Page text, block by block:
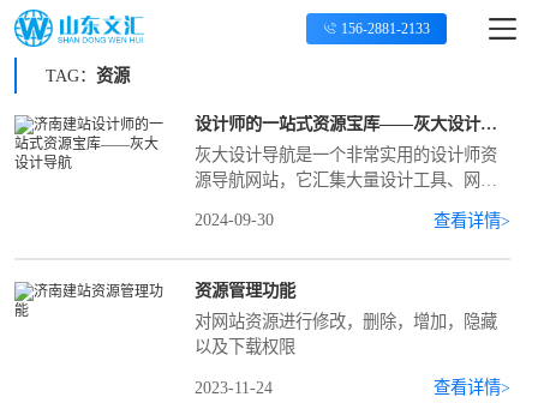
156-2881-2133
TAG： 资源
设计师的一站式资源宝库——灰大设计导航
灰大设计导航是一个非常实用的设计师资
源导航网站，它汇集大量设计工具、网站
为设计师提供一站式的便捷服务。 例如，
对于UI设计师来说，在进行响应式设计
时，
2024-09-30 查看详情>
资源管理功能
对网站资源进行修改，删除，增加，隐藏
以及下载权限
2023-11-24 查看详情>